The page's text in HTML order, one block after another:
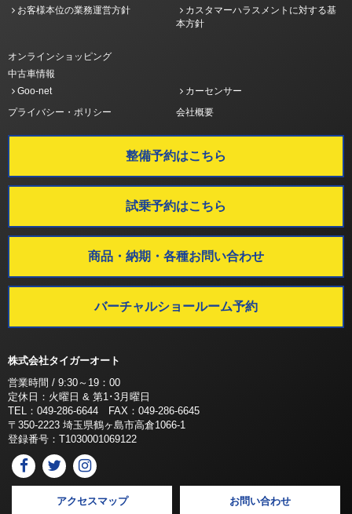
お客様本位の業務運営方針
カスタマーハラスメントに対する基
本方針
オンラインショッピング
中古車情報
Goo-net
カーセンサー
プライバシー・ポリシー
会社概要
整備予約はこちら
試乗予約はこちら
商品・納期・各種お問い合わせ
バーチャルショールーム予約
株式会社タイガーオート
営業時間 / 9:30～19：00
定休日：火曜日 & 第1･3月曜日
TEL：049-286-6644 FAX：049-286-6645
〒350-2223 埼玉県鶴ヶ島市高倉1066-1
登録番号：T1030001069122
アクセスマップ お問い合わせ